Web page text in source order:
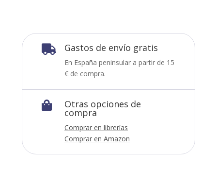
 Gastos de envío gratis
En España peninsular a partir de 15
€ de compra.
 Otras opciones de
compra
Comprar en librerías
Comprar en Amazon